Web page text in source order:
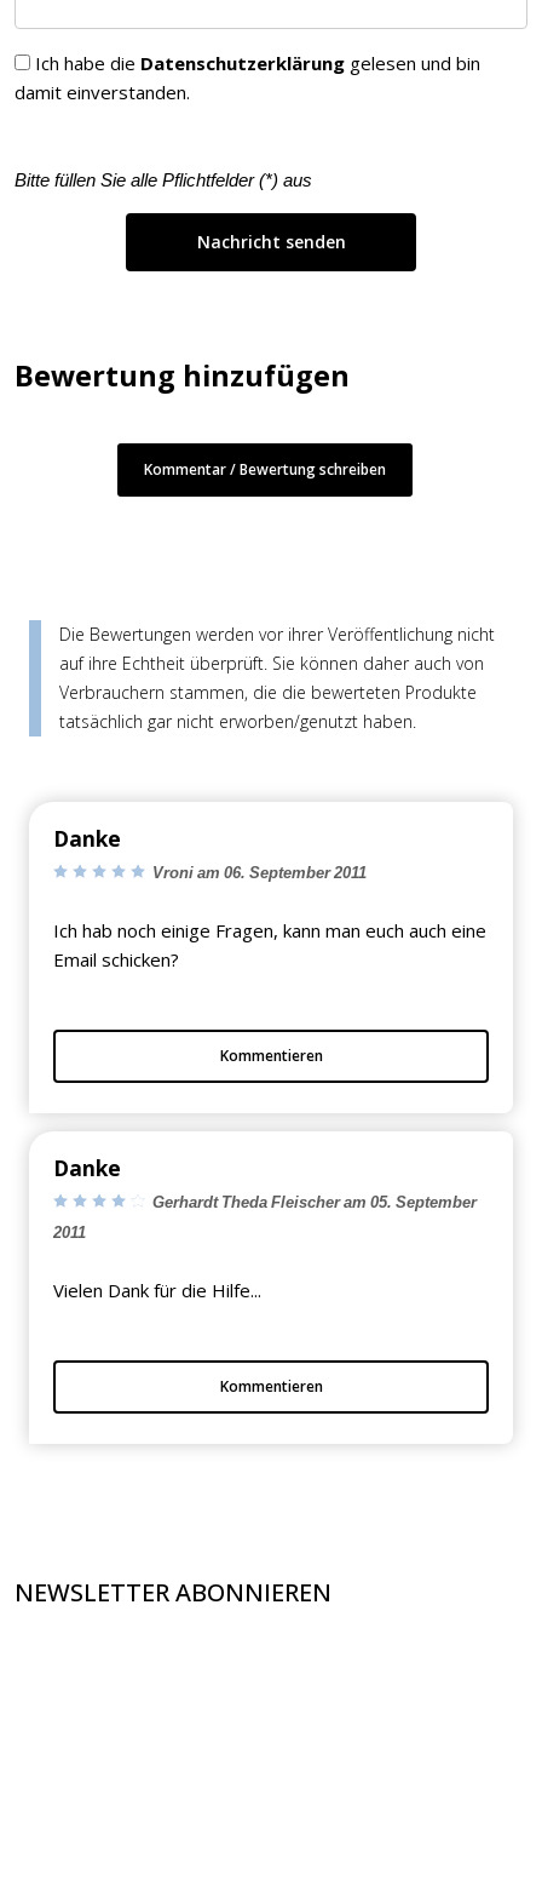
Ich habe die Datenschutzerklärung gelesen und bin
damit einverstanden.
Bitte füllen Sie alle Pflichtfelder (*) aus
Bewertung hinzufügen
Kommentar / Bewertung schreiben
Die Bewertungen werden vor ihrer Veröffentlichung nicht
auf ihre Echtheit überprüft. Sie können daher auch von
Verbrauchern stammen, die die bewerteten Produkte
tatsächlich gar nicht erworben/genutzt haben.
Danke
Vroni am 06. September 2011
Ich hab noch einige Fragen, kann man euch auch eine
Email schicken?
Kommentieren
Danke
Gerhardt Theda Fleischer am 05. September
2011
Vielen Dank für die Hilfe...
Kommentieren
NEWSLETTER ABONNIEREN